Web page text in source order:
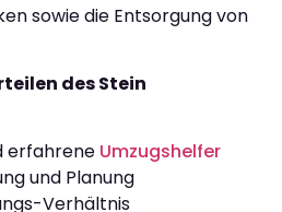
sowie die Entsorgung von
des Stein
erfahrene Umzugshelfer
und Planung
Verhältnis